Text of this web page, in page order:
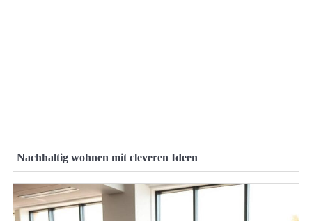
Nachhaltig wohnen mit cleveren Ideen